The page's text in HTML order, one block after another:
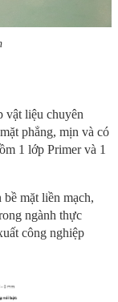
vật liệu chuyên
phẳng, mịn và có
1 lớp Primer và 1
bề mặt liền mạch,
ngành thực
công nghiệp